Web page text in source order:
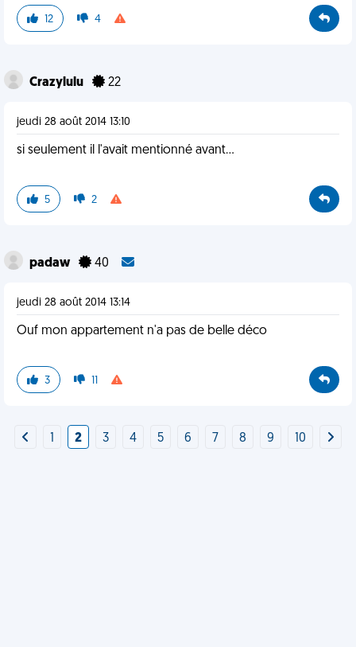
12 4
Crazylulu 22
jeudi 28 août 2014 13:10
si seulement il l'avait mentionné avant...
5 2
padaw 40
jeudi 28 août 2014 13:14
Ouf mon appartement n'a pas de belle déco
3 11
2 3 4 5 6 7 8 9 10